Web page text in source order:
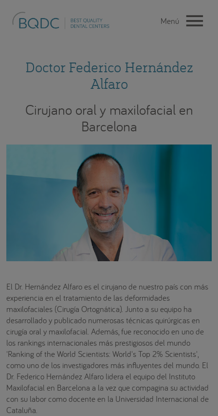
Doctor Federico Hernández
Alfaro
Cirujano oral y maxilofacial en
Barcelona
El Dr. Hernández Alfaro es el cirujano de nuestro país con más
experiencia en el tratamiento de las deformidades
maxilofaciales (Cirugía Ortognática). Junto a su equipo ha
desarrollado y publicado numerosas técnicas quirúrgicas en
cirugía oral y maxilofacial. Además, fue reconocido en uno de
los rankings internacionales más prestigiosos del mundo
'Ranking of the World Scientists: World's Top 2% Scientists',
como uno de los investigadores más influyentes del mundo. El
Dr. Federico Hernández Alfaro lidera el equipo del Instituto
Maxilofacial en Barcelona a la vez que compagina su actividad
con su labor como docente en la Universidad Internacional de
Cataluña.